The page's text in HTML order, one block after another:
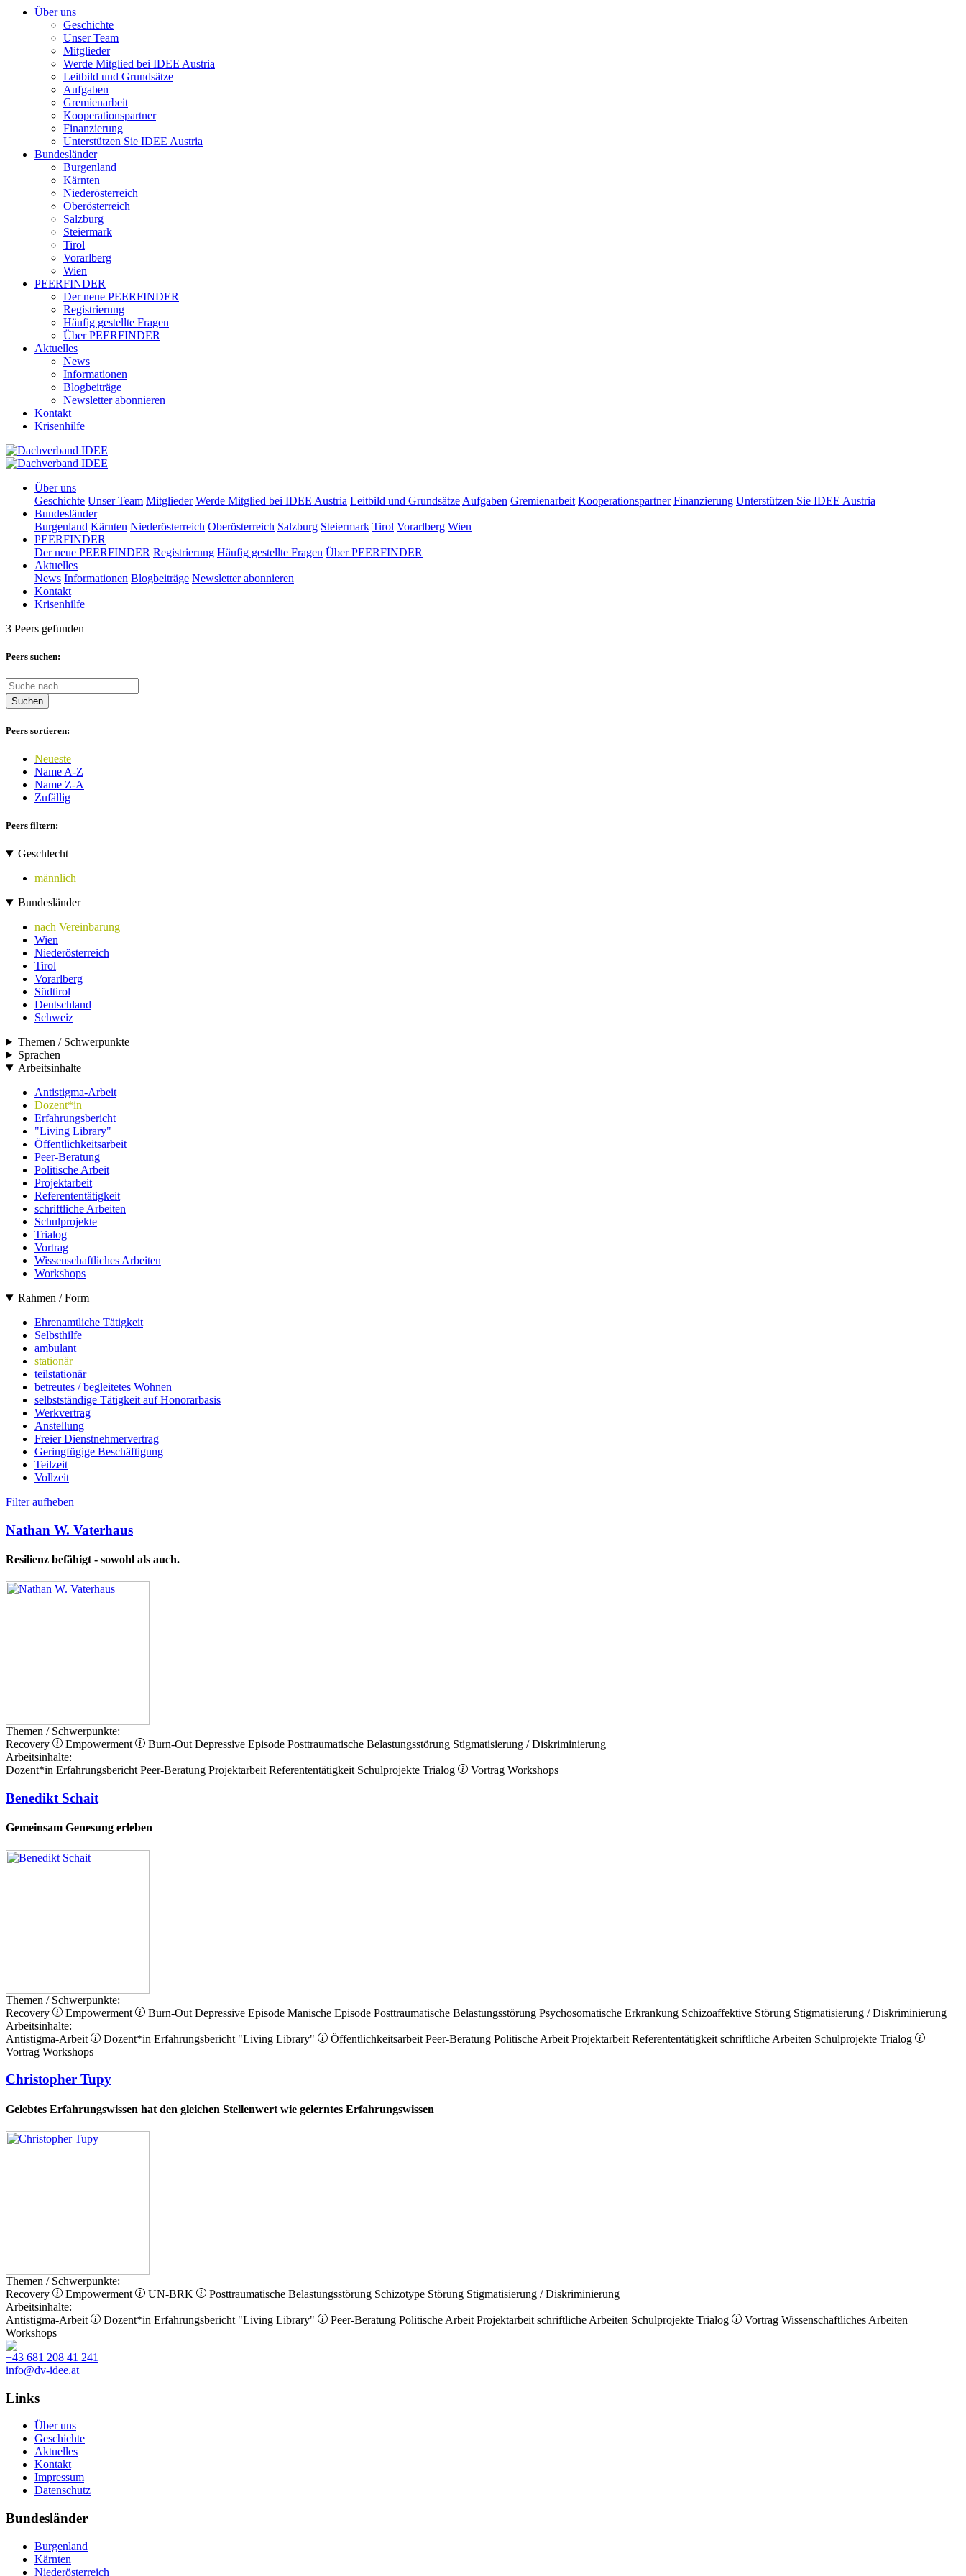
Über uns
Geschichte
Unser Team
Mitglieder
Werde Mitglied bei IDEE Austria
Leitbild und Grundsätze
Aufgaben
Gremienarbeit
Kooperationspartner
Finanzierung
Unterstützen Sie IDEE Austria
Bundesländer
Burgenland
Kärnten
Niederösterreich
Oberösterreich
Salzburg
Steiermark
Tirol
Vorarlberg
Wien
PEERFINDER
Der neue PEERFINDER
Registrierung
Häufig gestellte Fragen
Über PEERFINDER
Aktuelles
News
Informationen
Blogbeiträge
Newsletter abonnieren
Kontakt
Krisenhilfe
Über uns
Geschichte Unser Team Mitglieder Werde Mitglied bei IDEE Austria Leitbild und Grundsätze Aufgaben Gremienarbeit Kooperationspartner Finanzierung Unterstützen Sie IDEE Austria
Bundesländer
Burgenland Kärnten Niederösterreich Oberösterreich Salzburg Steiermark Tirol Vorarlberg Wien
PEERFINDER
Der neue PEERFINDER Registrierung Häufig gestellte Fragen Über PEERFINDER
Aktuelles
News Informationen Blogbeiträge Newsletter abonnieren
Kontakt
Krisenhilfe
3 Peers gefunden
Peers suchen:
Suchen
Peers sortieren:
Neueste
Name A-Z
Name Z-A
Zufällig
Peers filtern:
Geschlecht
männlich
Bundesländer
nach Vereinbarung
Wien
Niederösterreich
Tirol
Vorarlberg
Südtirol
Deutschland
Schweiz
Themen / Schwerpunkte
Sprachen
Arbeitsinhalte
Antistigma-Arbeit
Dozent*in
Erfahrungsbericht
"Living Library"
Öffentlichkeitsarbeit
Peer-Beratung
Politische Arbeit
Projektarbeit
Referententätigkeit
schriftliche Arbeiten
Schulprojekte
Trialog
Vortrag
Wissenschaftliches Arbeiten
Workshops
Rahmen / Form
Ehrenamtliche Tätigkeit
Selbsthilfe
ambulant
stationär
teilstationär
betreutes / begleitetes Wohnen
selbstständige Tätigkeit auf Honorarbasis
Werkvertrag
Anstellung
Freier Dienstnehmervertrag
Geringfügige Beschäftigung
Teilzeit
Vollzeit
Filter aufheben
Nathan W. Vaterhaus
Resilienz befähigt - sowohl als auch.
Themen / Schwerpunkte:
Recovery
Empowerment Burn-Out Depressive Episode Posttraumatische Belastungsstörung Stigmatisierung / Diskriminierung
Arbeitsinhalte:
Dozent*in Erfahrungsbericht Peer-Beratung Projektarbeit Referententätigkeit Schulprojekte Trialog Vortrag Workshops
Benedikt Schait
Gemeinsam Genesung erleben
Themen / Schwerpunkte:
Recovery
Empowerment Burn-Out Depressive Episode Manische Episode Posttraumatische Belastungsstörung Psychosomatische Erkrankung Schizoaffektive Störung Stigmatisierung / Diskriminierung
Arbeitsinhalte:
Antistigma-Arbeit
Dozent*in Erfahrungsbericht "Living Library" Öffentlichkeitsarbeit Peer-Beratung Politische Arbeit Projektarbeit Referententätigkeit schriftliche Arbeiten Schulprojekte Trialog
Vortrag Workshops
Christopher Tupy
Gelebtes Erfahrungswissen hat den gleichen Stellenwert wie gelerntes Erfahrungswissen
Themen / Schwerpunkte:
Recovery
Empowerment UN-BRK Posttraumatische Belastungsstörung Schizotype Störung Stigmatisierung / Diskriminierung
Arbeitsinhalte:
Antistigma-Arbeit
Dozent*in Erfahrungsbericht "Living Library" Peer-Beratung Politische Arbeit Projektarbeit schriftliche Arbeiten Schulprojekte Trialog Vortrag Wissenschaftliches Arbeiten
Workshops
+43 681 208 41 241
info@dv-idee.at
Links
Über uns
Geschichte
Aktuelles
Kontakt
Impressum
Datenschutz
Bundesländer
Burgenland
Kärnten
Niederösterreich